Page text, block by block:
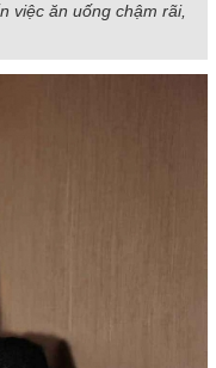
việc ăn uống chậm rãi,